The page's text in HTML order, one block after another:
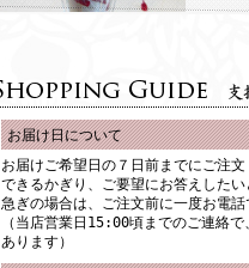
お届け日について
お届けご希望日の７日前までにご注
できるかぎり、ご要望にお答えした
急ぎの場合は、ご注文前に一度お電
（当店営業日15:00頃までのご連絡
あります）